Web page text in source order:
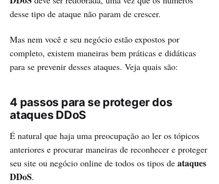
desse tipo de ataque não param de crescer.
Mas nem você e seu negócio estão expostos por
completo, existem maneiras bem práticas e didáticas
para se prevenir desses ataques. Veja quais são:
4 passos para se proteger dos
ataques DDoS
É natural que haja uma preocupação ao ler os tópicos
anteriores e procurar maneiras de reconhecer e proteger
seu site ou negócio online de todos os tipos de ataques
DDoS.